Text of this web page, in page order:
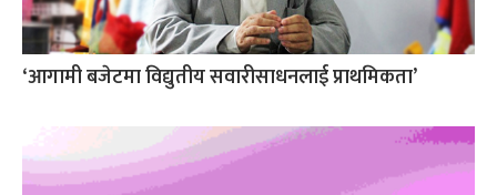
‘आगामी बजेटमा विद्युतीय सवारीसाधनलाई प्राथमिकता’